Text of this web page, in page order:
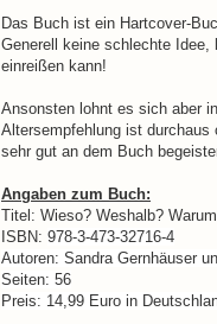
Das Buch ist ein Hartcover-
Generell keine schlechte Idee,
einreißen kann!
Ansonsten lohnt es sich aber
Altersempfehlung ist
sehr gut an dem Buch
Angaben zum Buch:
Titel: Wieso? Weshalb?
ISBN: 978-3-473-32716-4
Autoren: Sandra Gernhäuser
Seiten: 56
Preis: 14,99 Euro in